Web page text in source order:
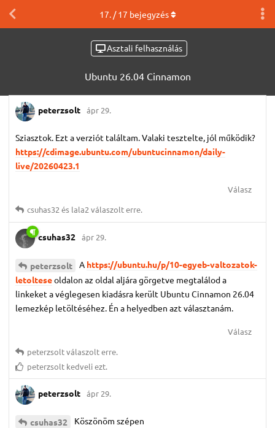
Asztali felhasználás
Ubuntu 26.04 Cinnamon
17. /17 bejegyzés
peterzsolt ápr 29.
Sziasztok. Ezt a verziót találtam. Valaki tesztelte, jól működik?
https://cdimage.ubuntu.com/ubuntucinnamon/daily-
live/20260423.1
Válasz
csuhas32 és lala2 válaszolt erre.
csuhas32 ápr 29.
peterzsolt A https://ubuntu.hu/p/10-egyeb-valtozatok-
letolteseoldalon az oldal aljára görgetve megtalálod a
linkeket a véglegesen kiadásra került Ubuntu Cinnamon 26.04
lemezkép letöltéséhez. Én a helyedben azt választanám.
Válasz
peterzsoltválaszolt erre.
peterzsolt kedveli ezt.
peterzsolt ápr 29.
csuhas32 Köszönöm szépen